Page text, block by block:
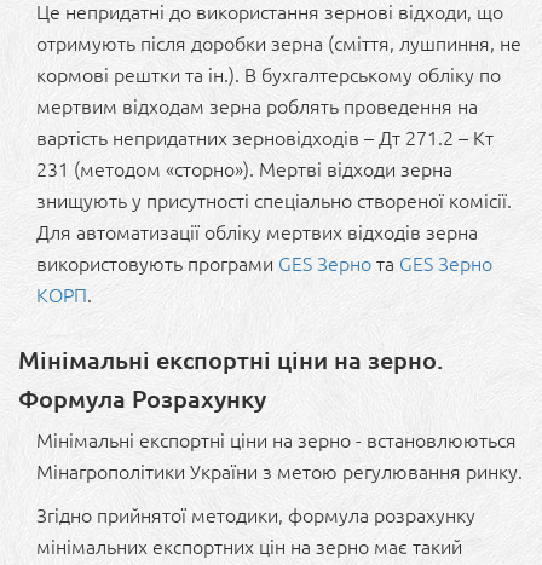
Це непридатні до використання зернові відходи, що
отримують після доробки зерна (сміття, лушпиння, не
кормові рештки та ін.). В бухгалтерському обліку по
мертвим відходам зерна роблять проведення на
вартість непридатних зерновідходів – Дт 271.2 – Кт
231 (методом «сторно»). Мертві відходи зерна
знищують у присутності спеціально створеної комісії.
Для автоматизації обліку мертвих відходів зерна
використовують програми GES Зерно та GES Зерно
КОРП.
Мінімальні експортні ціни на зерно.
Формула Розрахунку
Мінімальні експортні ціни на зерно - встановлюються
Мінагрополітики України з метою регулювання ринку.
Згідно прийнятої методики, формула розрахунку
мінімальних експортних цін на зерно має такий